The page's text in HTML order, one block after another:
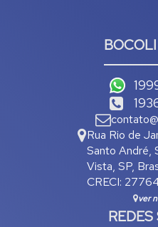
Rua Rio de
Santo André,
Vista, SP,
CRECI:
ver